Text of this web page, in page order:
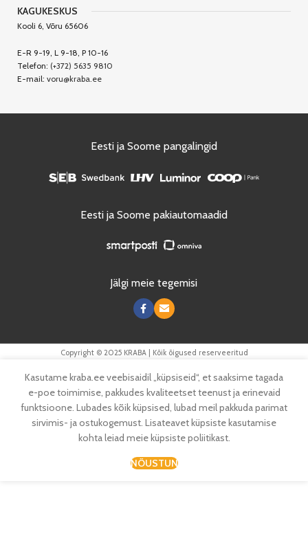
KAGUKESKUS
Kooli 6, Võru 65606
E-R 9-19, L 9-18, P 10-16
Telefon: (+372) 5635 9810
E-mail: voru@kraba.ee
Eesti ja Soome pangalingid
Eesti ja Soome pakiautomaadid
Jälgi meie tegemisi
Copyright © 2025 KRABA | Kõik õigused reserveeritud
Kasutame kraba.ee veebisaidil „küpsiseid“, et saaksime tagada
e-poe toimimise, pakkudes kvaliteetset teenust ja erinevaid
funktsioone. Lubades kõik küpsised, lubad meil pakkuda parimat
sirvimis- ja ostukogemust. Lisateavet küpsiste kasutamise
kohta leiad meie küpsiste poliitikast.
NÕUSTUN